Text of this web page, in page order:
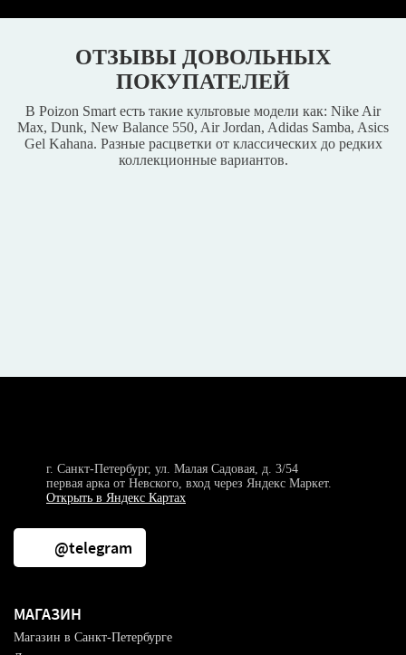
ОТЗЫВЫ ДОВОЛЬНЫХ
ПОКУПАТЕЛЕЙ
В Poizon Smart есть такие культовые модели как: Nike Air
Max, Dunk, New Balance 550, Air Jordan, Adidas Samba, Asics
Gel Kahana. Разные расцветки от классических до редких
коллекционные вариантов.
г. Санкт-Петербург, ул. Малая Садовая, д. 3/54
первая арка от Невского, вход через Яндекс Маркет.
Открыть в Яндекс Картах
@telegram
МАГАЗИН
Магазин в Санкт-Петербурге